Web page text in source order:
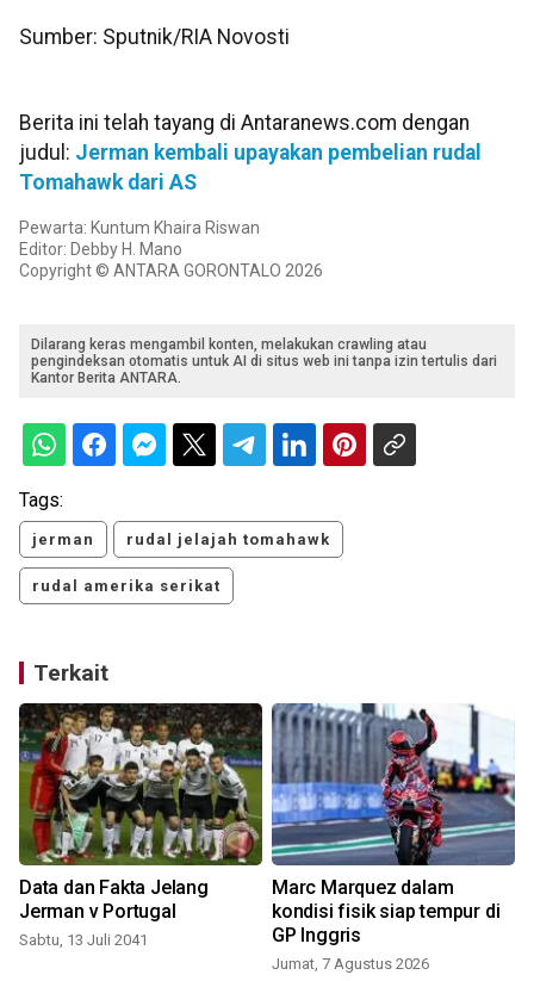
Sumber: Sputnik/RIA Novosti
Berita ini telah tayang di Antaranews.com dengan
judul: Jerman kembali upayakan pembelian rudal
Tomahawk dari AS
Pewarta: Kuntum Khaira Riswan
Editor: Debby H. Mano
Copyright © ANTARA GORONTALO 2026
Dilarang keras mengambil konten, melakukan crawling atau
pengindeksan otomatis untuk AI di situs web ini tanpa izin tertulis dari
Kantor Berita ANTARA.
Tags:
jerman rudal jelajah tomahawk
rudal amerika serikat
Terkait
Data dan Fakta Jelang
Jerman v Portugal
Sabtu, 13 Juli 2041
Marc Marquez dalam
kondisi fisik siap tempur di
GP Inggris
Jumat, 7 Agustus 2026